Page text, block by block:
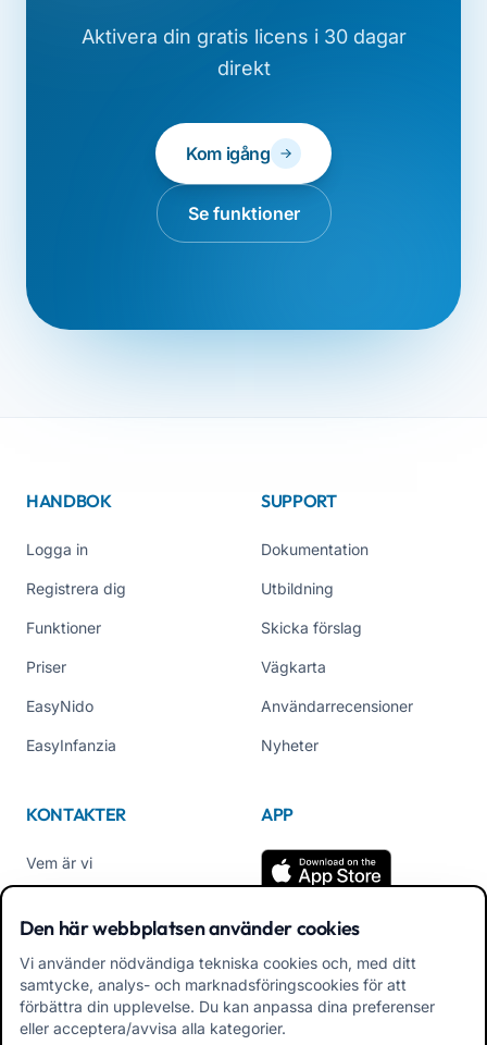
Aktivera din gratis licens i 30 dagar
direkt
Kom igång
Se funktioner
HANDBOK
Logga in
Registrera dig
Funktioner
Priser
EasyNido
EasyInfanzia
SUPPORT
Dokumentation
Utbildning
Skicka förslag
Vägkarta
Användarrecensioner
Nyheter
KONTAKTER
Vem är vi
Tel +39 02 84152514
APP
Ladda ner APK App
Familjer
Ladda ner APK App för
Den här webbplatsen använder cookies
Vi använder nödvändiga tekniska cookies och, med ditt
samtycke, analys- och marknadsföringscookies för att
förbättra din upplevelse. Du kan anpassa dina preferenser
eller acceptera/avvisa alla kategorier.